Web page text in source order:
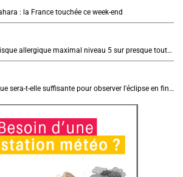
: la France touchée ce week-end
Canicule et urticacées : risque allergique maximal niveau 5 sur presque toute la France lundi
La visibilité atmosphérique sera-t-elle suffisante pour observer l'éclipse en fin de journée ?